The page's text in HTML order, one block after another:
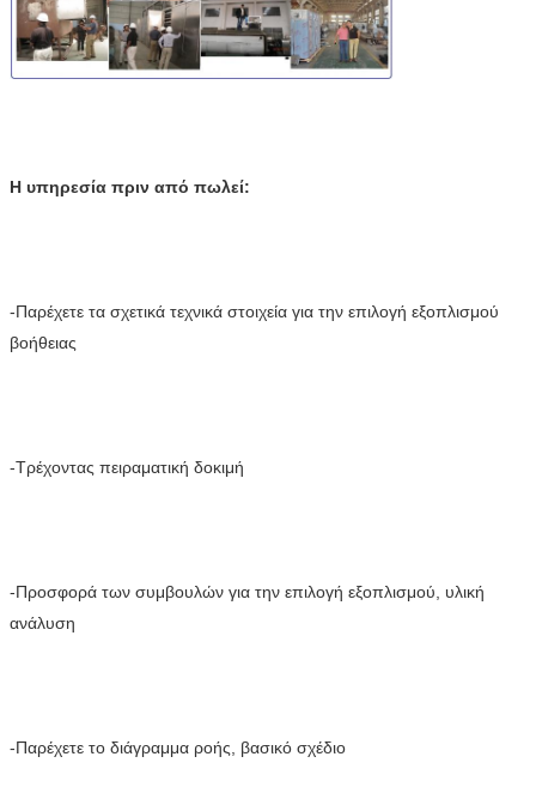
Η υπηρεσία πριν από πωλεί:
-Παρέχετε τα σχετικά τεχνικά στοιχεία για την επιλογή εξοπλισμού
βοήθειας
-Τρέχοντας πειραματική δοκιμή
-Προσφορά των συμβουλών για την επιλογή εξοπλισμού, υλική
ανάλυση
-Παρέχετε το διάγραμμα ροής, βασικό σχέδιο